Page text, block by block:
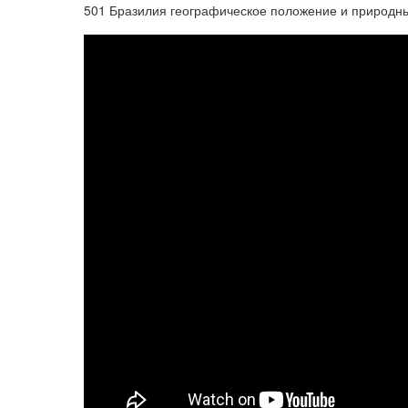
501 Бразилия географическое положение и